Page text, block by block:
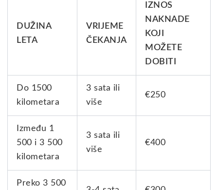
DUŽINA
LETA
VRIJEME
ČEKANJA
IZNOS
NAKNADE
KOJI
MOŽETE
DOBITI
Do 1500
kilometara
3 sata ili
više
€250
Između 1
500 i 3 500
kilometara
3 sata ili
više
€400
Preko 3 500